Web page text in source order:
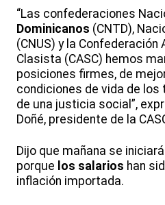
“Las confederaciones
Dominicanos (CNTD),
(CNUS) y la Confederación
Clasista (CASC) hemos
posiciones firmes, de
condiciones de vida de
de una justicia social”,
Doñé, presidente de la
Dijo que mañana se
porque los salarios han
inflación importada.